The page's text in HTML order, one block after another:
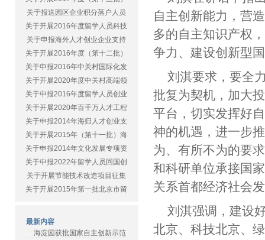
关于报送园区企业积分落户人员
关于开展2016年度留学人员科技
关于申报海外人才创业企业支持
关于开展2016年度（第十二批）
关于申报2016年中关村国际化发
关于开展2020年度中关村高端领
关于申报2016年度留学人员创业
关于开展2020年百千万人才工程
关于申报2014年海归人才创业支
关于开展2015年（第十一批）海
关于申报2014年文化发展专项资
关于申报2022年留学人员回国创
关于开展节能技术改造项目征集
关于开展2015年第一批北京市留
最新内容
海淀园获批国家自主创新示范
自主创新能力，营
多的自主知识产权
争力、建设创新型
刘淇要求，要全
批复为契机，加大
平台，切实发挥好
神的机遇，进一步
为、有所不为的要
和科研单位承接国
关系首都经济社会
刘淇强调，建设
北京、科技北京、